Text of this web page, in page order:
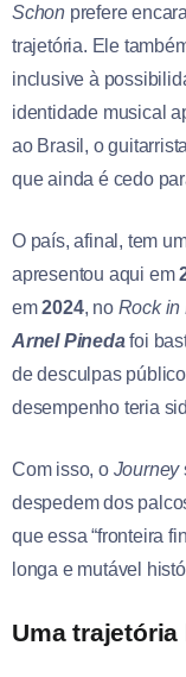
Schon prefere
trajetória. Ele
inclusive à
identidade musical
ao Brasil, o
que ainda é cedo
O país, afinal, tem
apresentou aqui em
em2024, no Rock in
Arnel Pinedafoi
de desculpas
desempenho teria
Com isso, o Journey
despedem dos
que essa “fronteira
longa e mutável
Uma trajetória